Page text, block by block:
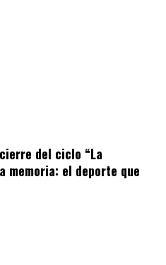
del ciclo “La
memoria: el deporte que